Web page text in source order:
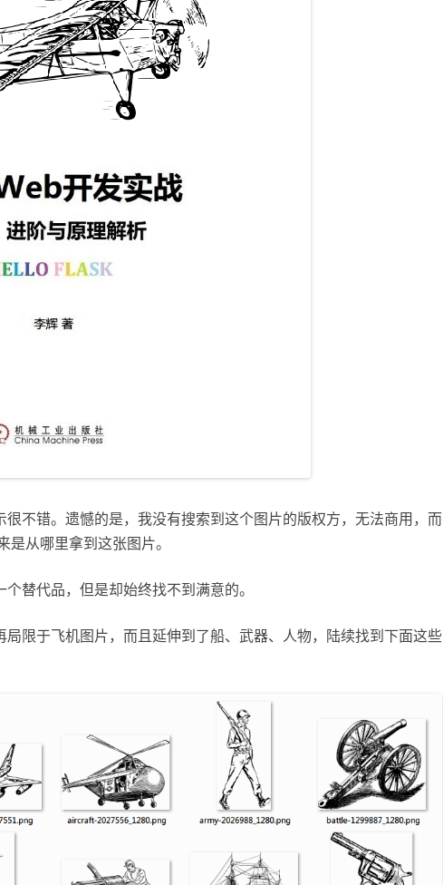
不错。遗憾的是，我没有搜索到这个图片的版权方，无法商用，而
从哪里拿到这张图片。
替代品，但是却始终找不到满意的。
限于飞机图片，而且延伸到了船、武器、人物，陆续找到下面这些